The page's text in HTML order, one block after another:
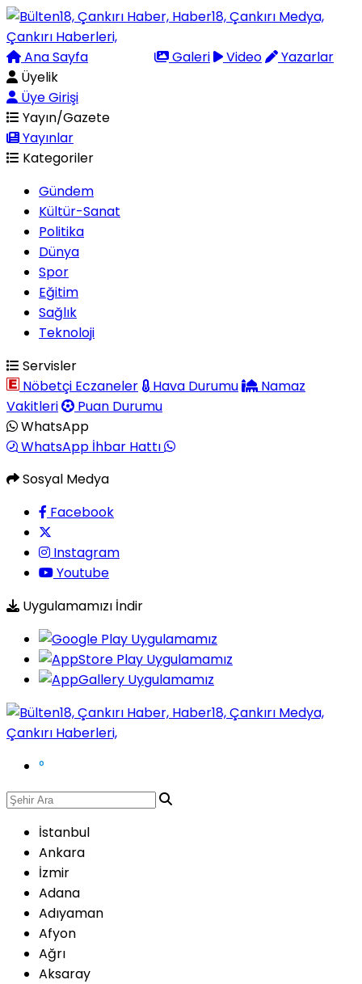
Ana Sayfa Galeri Video
Yazarlar
Üyelik
Üye Girişi
Yayın/Gazete
Yayınlar
Kategoriler
Gündem
Kültür-Sanat
Politika
Dünya
Spor
Eğitim
Sağlık
Teknoloji
Servisler
Nöbetçi Eczaneler
Hava Durumu
Namaz
Vakitleri
Puan Durumu
WhatsApp
WhatsApp İhbar Hattı
Sosyal Medya
Facebook
Instagram
Youtube
Uygulamamızı İndir
°
İstanbul
Ankara
İzmir
Adana
Adıyaman
Afyon
Ağrı
Aksaray